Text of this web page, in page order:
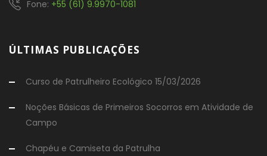
Fone: +55 (61) 9.9970-1081
ÚLTIMAS PUBLICAÇÕES
Curso de Patrulheiro Ecológico 15/03/2026
Noções Básicas de Primeiros Socorros em Atividade de
Campo
Chapéu e Camiseta da Patrulha